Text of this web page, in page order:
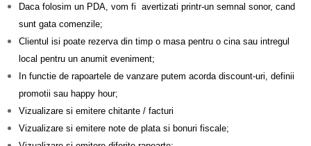
Daca folosim un PDA, vom fi avertizati printr-un semnal sonor, cand
sunt gata comenzile;
Clientul isi poate rezerva din timp o masa pentru o cina sau intregul
local pentru un anumit eveniment;
In functie de rapoartele de vanzare putem acorda discount-uri, definii
promotii sau happy hour;
Vizualizare si emitere chitante / facturi
Vizualizare si emitere note de plata si bonuri fiscale;